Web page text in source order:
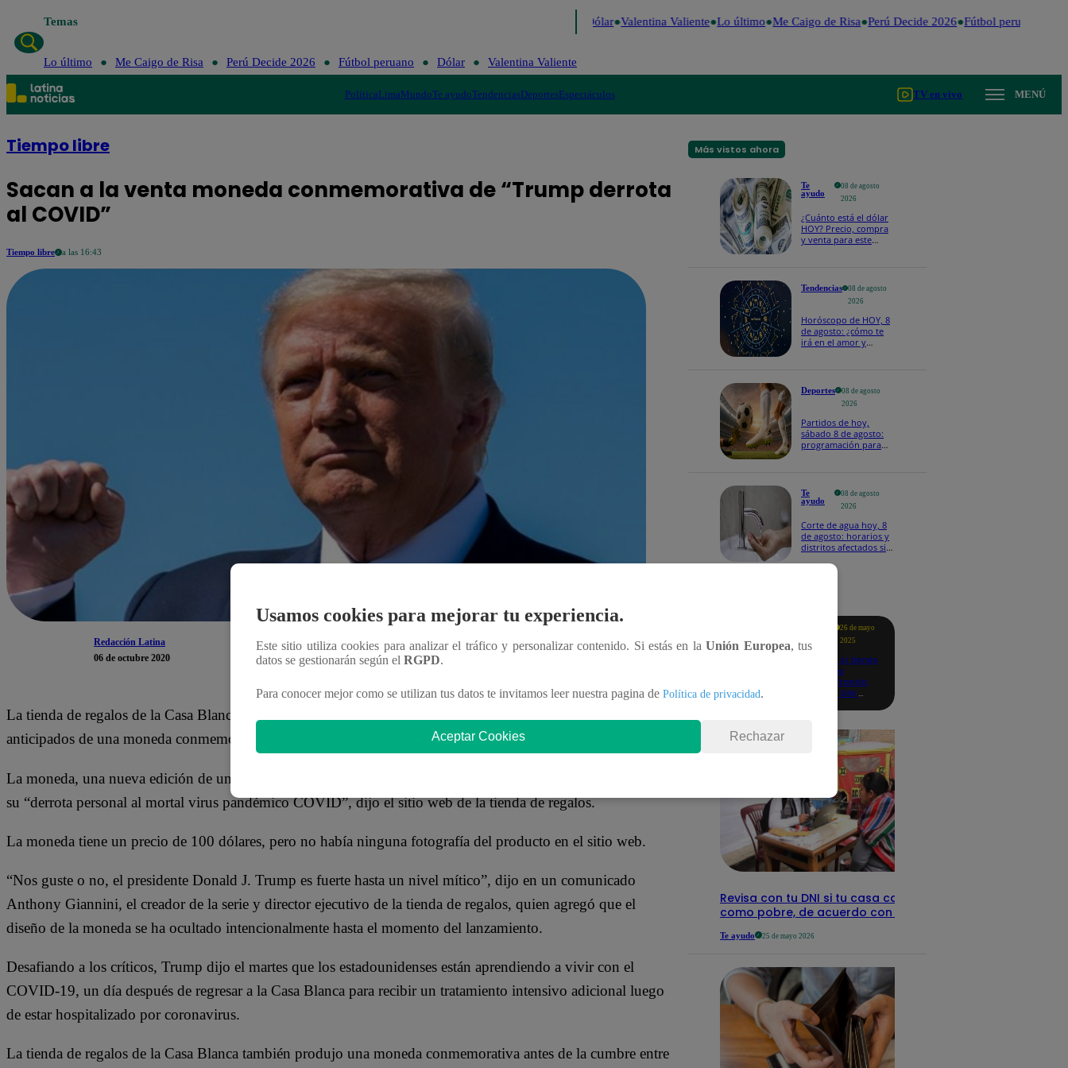
Temas Dólar Valentina Valiente Lo último Me Caigo de Risa Perú Decide 2026 Fútbol peruano
Lo último Me Caigo de Risa Perú Decide 2026 Fútbol peruano Dólar Valentina Valiente
PolíticaLimaMundoTe ayudoTendenciasDeportesEspectáculos TV en vivo MENÚ
Tiempo libre
Sacan a la venta moneda conmemorativa de “Trump derrota
al COVID”
Tiempo libre a las 16:43
Redacción Latina
06 de octubre 2020
Compartir
La tienda de regalos de la Casa Blanca, que no está afiliada a la presidencia, ha comenzado a tomar pedidos
anticipados de una moneda conmemorativa “El presidente Donald J. Trump derrota al COVID”.
La moneda, una nueva edición de una serie que marca momentos importantes del mandato de Trump, celebra
su “derrota personal al mortal virus pandémico COVID”, dijo el sitio web de la tienda de regalos.
La moneda tiene un precio de 100 dólares, pero no había ninguna fotografía del producto en el sitio web.
“Nos guste o no, el presidente Donald J. Trump es fuerte hasta un nivel mítico”, dijo en un comunicado
Anthony Giannini, el creador de la serie y director ejecutivo de la tienda de regalos, quien agregó que el
diseño de la moneda se ha ocultado intencionalmente hasta el momento del lanzamiento.
Desafiando a los críticos, Trump dijo el martes que los estadounidenses están aprendiendo a vivir con el
COVID-19, un día después de regresar a la Casa Blanca para recibir un tratamiento intensivo adicional luego
de estar hospitalizado por coronavirus.
La tienda de regalos de la Casa Blanca también produjo una moneda conmemorativa antes de la cumbre entre
Más vistos ahora
Te
ayudo
08 de agosto
2026
¿Cuánto está el dólar
HOY? Precio, compra
y venta para este
Tendencias
08 de agosto
2026
Horóscopo de HOY, 8
de agosto: ¿cómo te
irá en el amor y
Deportes
08 de agosto
2026
Partidos de hoy,
sábado 8 de agosto:
programación para
Te
ayudo
08 de agosto
2026
Corte de agua hoy, 8
de agosto: horarios y
distritos afectados sin
26 de mayo
2025
Revisa si tienes
deudas
consultando
con tu DNI:
detalles
Revisa con tu DNI si tu casa califica
como pobre, de acuerdo con el Sisfoh
Te ayudo 25 de mayo 2026
Usamos cookies para mejorar tu experiencia.
Este sitio utiliza cookies para analizar el tráfico y personalizar contenido. Si estás en laUnión Europea, tus
datos se gestionarán según el RGPD.
Para conocer mejor como se utilizan tus datos te invitamos leer nuestra pagina de Política de privacidad.
Aceptar Cookies Rechazar